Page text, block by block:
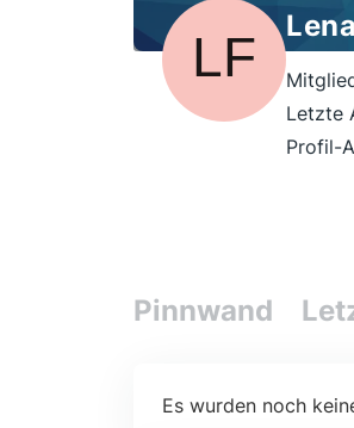
Letzte
Profil-
Pinnwand
Es wurden noch